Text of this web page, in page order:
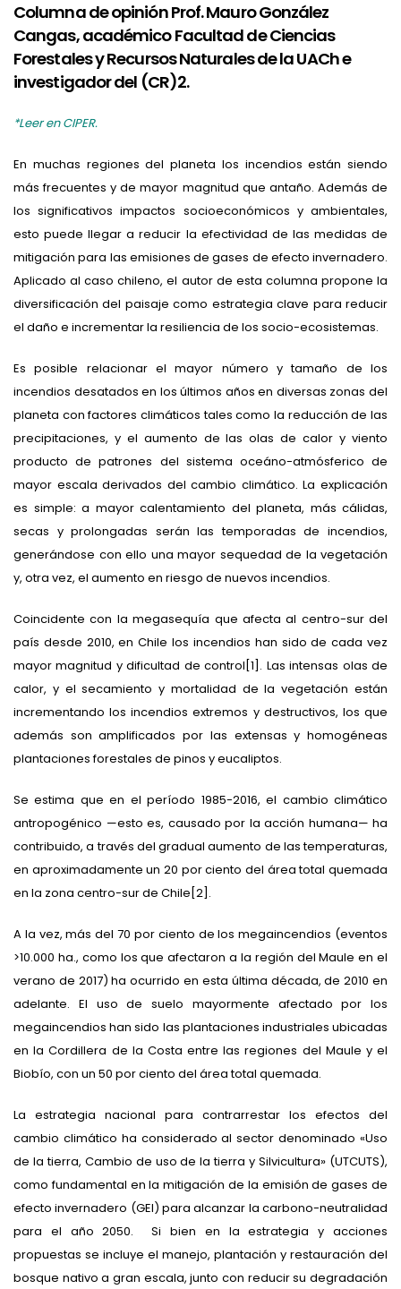
Columna de opinión Prof. Mauro González
Cangas, académico Facultad de Ciencias
Forestales y Recursos Naturales de la UACh e
investigador del (CR)2.
*Leer en CIPER.
En muchas regiones del planeta los incendios están siendo
más frecuentes y de mayor magnitud que antaño. Además de
los significativos impactos socioeconómicos y ambientales,
esto puede llegar a reducir la efectividad de las medidas de
mitigación para las emisiones de gases de efecto invernadero.
Aplicado al caso chileno, el autor de esta columna propone la
diversificación del paisaje como estrategia clave para reducir
el daño e incrementar la resiliencia de los socio-ecosistemas.
Es posible relacionar el mayor número y tamaño de los
incendios desatados en los últimos años en diversas zonas del
planeta con factores climáticos tales como la reducción de las
precipitaciones, y el aumento de las olas de calor y viento
producto de patrones del sistema oceáno-atmósferico de
mayor escala derivados del cambio climático. La explicación
es simple: a mayor calentamiento del planeta, más cálidas,
secas y prolongadas serán las temporadas de incendios,
generándose con ello una mayor sequedad de la vegetación
y, otra vez, el aumento en riesgo de nuevos incendios.
Coincidente con la megasequía que afecta al centro-sur del
país desde 2010, en Chile los incendios han sido de cada vez
mayor magnitud y dificultad de control[1]. Las intensas olas de
calor, y el secamiento y mortalidad de la vegetación están
incrementando los incendios extremos y destructivos, los que
además son amplificados por las extensas y homogéneas
plantaciones forestales de pinos y eucaliptos.
Se estima que en el período 1985-2016, el cambio climático
antropogénico —esto es, causado por la acción humana— ha
contribuido, a través del gradual aumento de las temperaturas,
en aproximadamente un 20 por ciento del área total quemada
en la zona centro-sur de Chile[2].
A la vez, más del 70 por ciento de los megaincendios (eventos
>10.000 ha., como los que afectaron a la región del Maule en el
verano de 2017) ha ocurrido en esta última década, de 2010 en
adelante. El uso de suelo mayormente afectado por los
megaincendios han sido las plantaciones industriales ubicadas
en la Cordillera de la Costa entre las regiones del Maule y el
Biobío, con un 50 por ciento del área total quemada.
La estrategia nacional para contrarrestar los efectos del
cambio climático ha considerado al sector denominado «Uso
de la tierra, Cambio de uso de la tierra y Silvicultura» (UTCUTS),
como fundamental en la mitigación de la emisión de gases de
efecto invernadero (GEI) para alcanzar la carbono-neutralidad
para el año 2050. Si bien en la estrategia y acciones
propuestas se incluye el manejo, plantación y restauración del
bosque nativo a gran escala, junto con reducir su degradación